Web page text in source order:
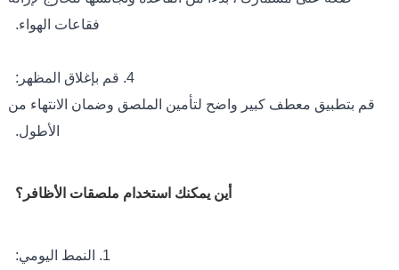
فقاعات الهواء.
4. قم بإغلاق المظهر:
قم بتطبيق معطف كبير واضح لتأمين الملصق وضمان الانتهاء من
الأطول.
أين يمكنك استخدام ملصقات الأظافر؟
1. النمط اليومي: